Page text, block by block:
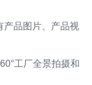
产品图片、产品视
工厂全景拍摄和